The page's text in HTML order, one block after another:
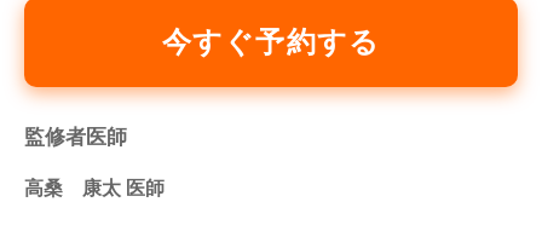
今すぐ予約する
監修者医師
高桑 康太 医師